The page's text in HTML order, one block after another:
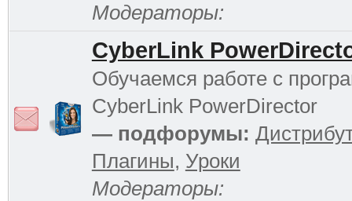
Модераторы:
CyberLink
Обучаемся работе с
CyberLink PowerDirector
— подфорумы:
Плагины, Уроки
Модераторы: